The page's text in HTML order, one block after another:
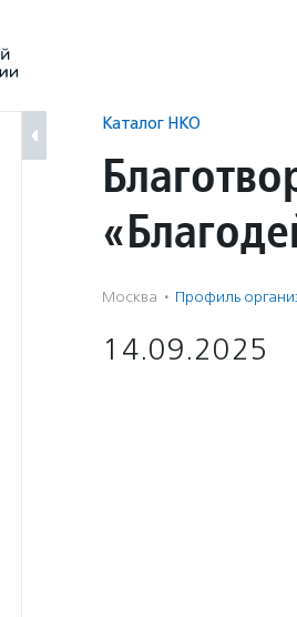
Каталог НКО
Москва · Профиль
14.09.2025